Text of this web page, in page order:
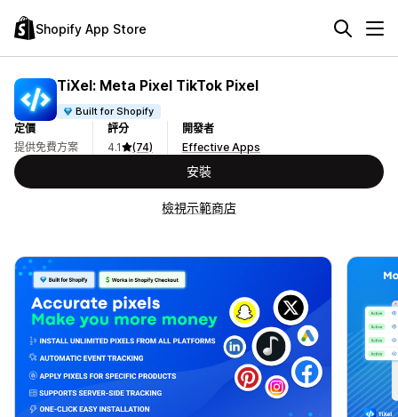
Shopify App Store
TiXel: Meta Pixel TikTok Pixel
Built for Shopify
定價
提供免費方案
評分
4.1
(74)
開發者
Effective Apps
安裝
檢視示範商店